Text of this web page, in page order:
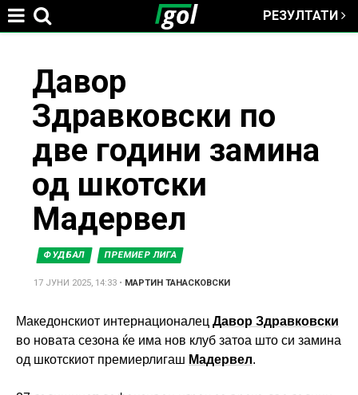
РЕЗУЛТАТИ
here
Давор
Здравковски по
две години замина
од шкотски
Мадервел
ФУДБАЛ ПРЕМИЕР ЛИГА
17 ЈУНИ 2025, 14:33 • МАРТИН ТАНАСКОВСКИ
Македонскиот интернационалец Давор Здравковски
во новата сезона ќе има нов клуб затоа што си замина
од шкотскиот премиерлигаш Мадервел.